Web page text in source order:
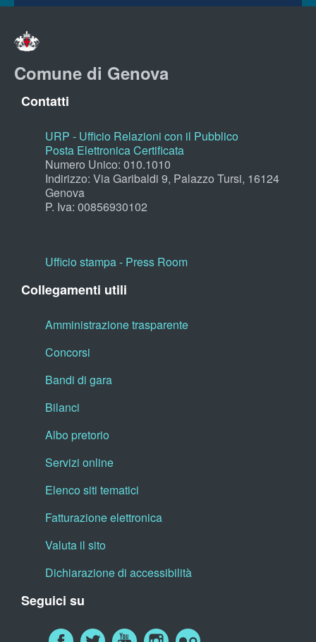
Comune di Genova
Contatti
URP - Ufficio Relazioni con il Pubblico
Posta Elettronica Certificata
Numero Unico: 010.1010
Indirizzo: Via Garibaldi 9, Palazzo Tursi, 16124
Genova
P. Iva: 00856930102
Ufficio stampa - Press Room
Collegamenti utili
Amministrazione trasparente
Concorsi
Bandi di gara
Bilanci
Albo pretorio
Servizi online
Elenco siti tematici
Fatturazione elettronica
Valuta il sito
Dichiarazione di accessibilità
Seguici su